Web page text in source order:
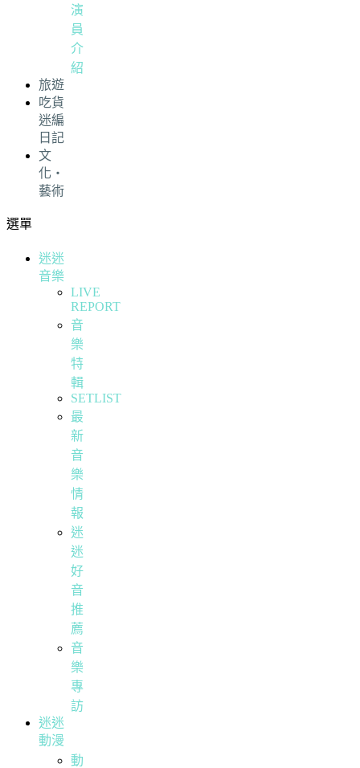
演
員
介
紹
旅遊
吃貨
迷編
日記
文
化・
藝術
選單
迷迷
音樂
LIVE
REPORT
音
樂
特
輯
SETLIST
最
新
音
樂
情
報
迷
迷
好
音
推
薦
音
樂
專
訪
迷迷
動漫
動